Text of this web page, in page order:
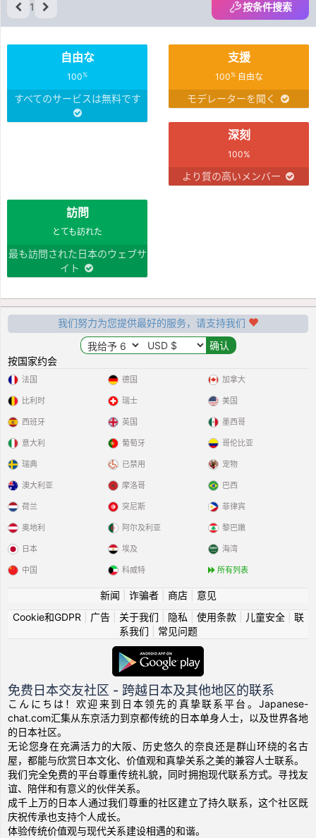
1 按条件搜索
自由な
100%
すべてのサービスは無料です
支援
100%自由な
モデレーターを聞く
深刻
100%
より質の高いメンバー
訪問
とても訪れた
最も訪問された日本のウェブサ
イト
我们努力为您提供最好的服务，请支持我们
按国家约会
法国
比利时
西班牙
意大利
瑞典
德国
瑞士
英国
葡萄牙
已禁用
加拿大
美国
墨西哥
哥伦比亚
宠物
澳大利亚
荷兰
奥地利
日本
中国
摩洛哥
突尼斯
阿尔及利亚
埃及
科威特
巴西
菲律宾
黎巴嫩
海湾
所有列表
新闻 诈骗者| 商店| 意见
Cookie和GDPR
广告| 关于我们 隐私 使用条款| 儿童安全| 联
系我们
常见问题
免费日本交友社区 - 跨越日本及其他地区的联系
こんにちは！欢迎来到日本领先的真挚联系平台。Japanese-
chat.com汇集从东京活力到京都传统的日本单身人士，以及世界各地
的日本社区。
无论您身在充满活力的大阪、历史悠久的奈良还是群山环绕的名古
屋，都能与欣赏日本文化、价值观和真挚关系之美的兼容人士联系。
我们完全免费的平台尊重传统礼貌，同时拥抱现代联系方式。寻找友
谊、陪伴和有意义的伙伴关系。
成千上万的日本人通过我们尊重的社区建立了持久联系，这个社区既
庆祝传承也支持个人成长。
体验传统价值观与现代关系建设相遇的和谐。